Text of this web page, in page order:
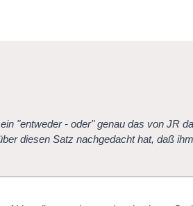
"entweder - oder" genau das von JR
diesen Satz nachgedacht hat, daß